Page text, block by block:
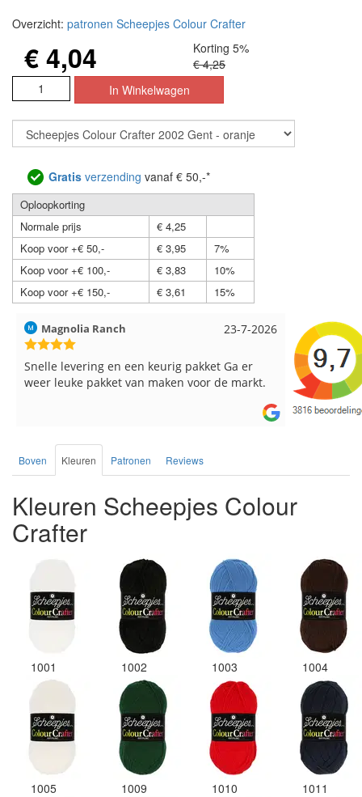
Overzicht: patronen Scheepjes Colour Crafter
€ 4,04
Korting 5%
€ 4,25
Gratis verzending vanaf € 50,-*
Oploopkorting
Normale prijs
€ 4,25
Koop voor +€ 50,-
€ 3,95
7%
Koop voor +€ 100,-
€ 3,83
10%
Koop voor +€ 150,-
€ 3,61 15%
17-7-2026
Hilde uit Loyers
Reeds meerdere keren breigaren en
breinaalden besteld, altijd heel tevreden over
Loes uit
Snelle
Boven Kleuren Patronen Reviews
Kleuren Scheepjes Colour
Crafter
1001 1002 1003 1004
1005 1009 1010 1011